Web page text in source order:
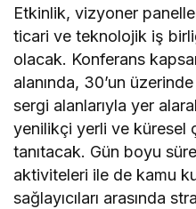
Etkinlik, vizyoner
ticari ve teknolojik iş
olacak. Konferans
alanında, 30’un
sergi alanlarıyla yer
yenilikçi yerli ve küresel
tanıtacak. Gün boyu
aktiviteleri ile de kamu
sağlayıcıları arasında